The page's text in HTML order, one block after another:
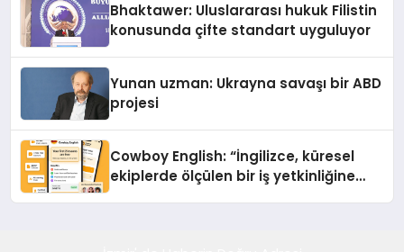
Bhaktawer: Uluslararası hukuk Filistin
konusunda çifte standart uyguluyor
Yunan uzman: Ukrayna savaşı bir ABD
projesi
Cowboy English: “İngilizce, küresel
ekiplerde ölçülen bir iş yetkinliğine